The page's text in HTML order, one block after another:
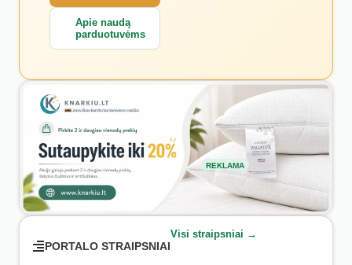
Apie naudą
parduotuvėms
REKLAMA
PORTALO STRAIPSNIAI
Visi straipsniai →